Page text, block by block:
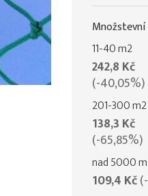
Množstevní
11-40 m2
242,8 Kč
(-40,05%)
201-300 m2
138,3 Kč
(-65,85%)
nad 5000
109,4 Kč